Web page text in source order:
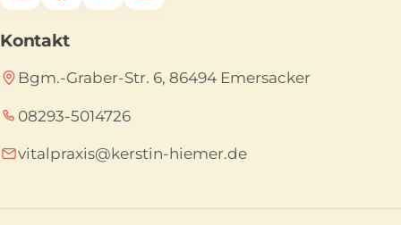
Kontakt
Bgm.-Graber-Str. 6, 86494 Emersacker
08293-5014726
vitalpraxis@kerstin-hiemer.de